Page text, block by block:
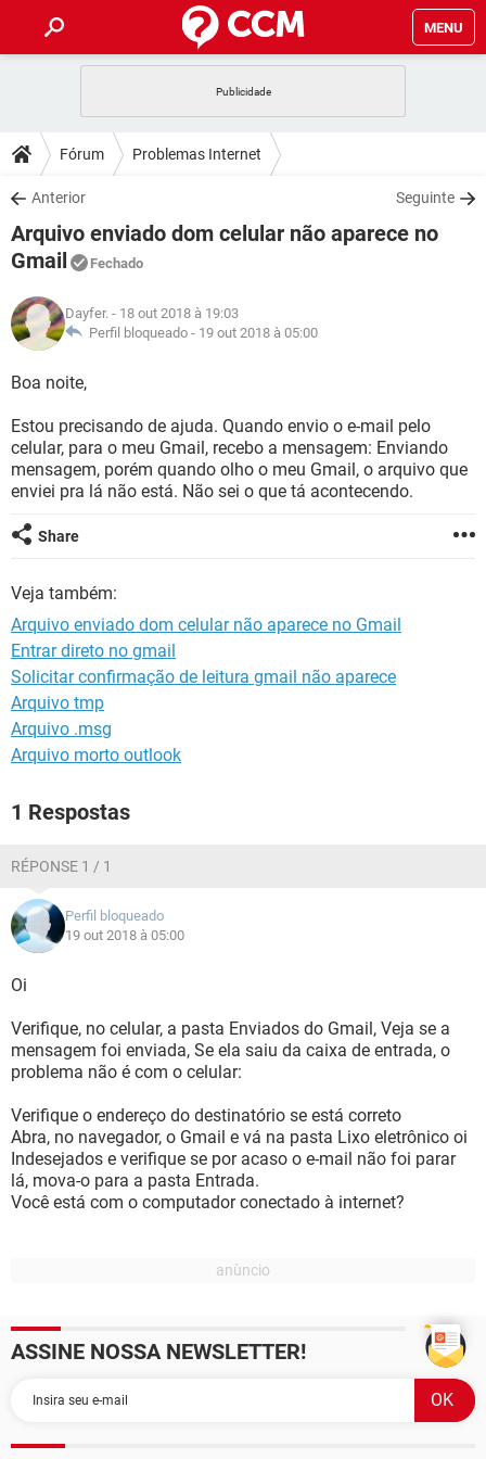
MENU
CELULAR FACEBOOK
OUTLOOK
INSTAGRAM GMAIL
GUIA DE COMPRAS
DICAS
JOGOS WHATSAPP
OUTLOOK
GUIA DE COMPRAS
DOWNLOADS
JOGOS WHATSAPP
CELULAR
OUTLOOK
INSTAGRAM
GUIA DE COMPRAS
FÓRUM
CELULAR FACEBOOK
GUIA DE COMPRAS
GLOSSÁRIO
JOGOS
CELULAR
OUTLOOK EXCEL
INSTAGRAM GMAIL
GUIA DE COMPRAS
Fórum Problemas Internet
Anterior Seguinte
Arquivo enviado dom celular não aparece no
Gmail
Fechado
Dayfer. - 18 out 2018 à 19:03
Perfil bloqueado - 19 out 2018 à 05:00
Boa noite,
Estou precisando de ajuda. Quando envio o e-mail pelo
celular, para o meu Gmail, recebo a mensagem: Enviando
mensagem, porém quando olho o meu Gmail, o arquivo que
enviei pra lá não está. Não sei o que tá acontecendo.
Share
Veja também:
Arquivo enviado dom celular não aparece no Gmail
Entrar direto no gmail
Solicitar confirmação de leitura gmail não aparece
Arquivo tmp
Arquivo .msg
Arquivo morto outlook
1 Respostas
RÉPONSE 1 / 1
Perfil bloqueado
19 out 2018 à 05:00
Oi
Verifique, no celular, a pasta Enviados do Gmail, Veja se a
mensagem foi enviada, Se ela saiu da caixa de entrada, o
problema não é com o celular:
Verifique o endereço do destinatório se está correto
Abra, no navegador, o Gmail e vá na pasta Lixo eletrônico oi
Indesejados e verifique se por acaso o e-mail não foi parar
lá, mova-o para a pasta Entrada.
Você está com o computador conectado à internet?
ASSINE NOSSA NEWSLETTER!